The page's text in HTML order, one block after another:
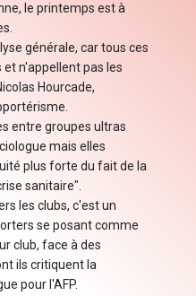
le printemps est à
générale, car tous ces
n'appellent pas les
Hourcade,
entre groupes ultras
mais elles
plus forte du fait de la
sanitaire".
les clubs, c'est un
se posant comme
club, face à des
ils critiquent la
pour l'AFP.